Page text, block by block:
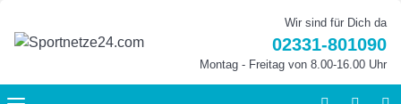
Wir sind für Dich da
02331-801090
Montag - Freitag von 8.00-16.00 Uhr